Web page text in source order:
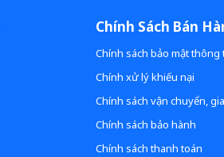
Chính Sách Bán
Chính sách bảo mật thông
Chính xử lý khiếu nại
Chính sách vận chuyển,
Chính sách bảo hành
Chính sách thanh toán